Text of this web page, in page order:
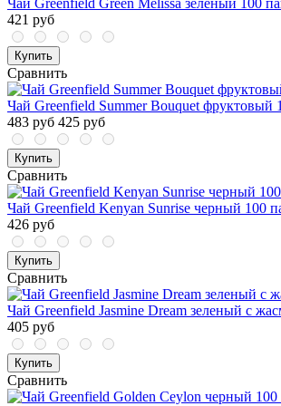
Чай Greenfield Green Melissa зеленый 100
421 руб
Купить
Сравнить
Чай Greenfield Summer Bouquet фруктовый
483 руб 425 руб
Купить
Сравнить
Чай Greenfield Kenyan Sunrise черный 100
426 руб
Купить
Сравнить
Чай Greenfield Jasmine Dream зеленый с
405 руб
Купить
Сравнить